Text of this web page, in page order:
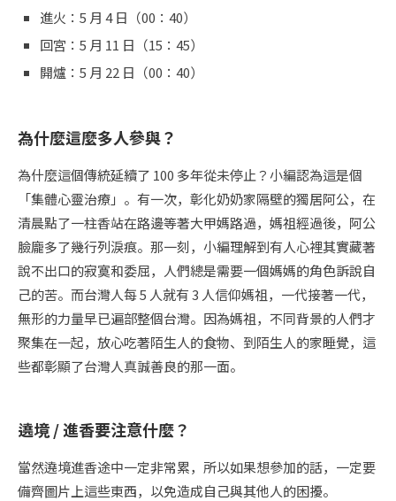
進火：5 月 4 日（00：40）
回宮：5 月 11 日（15：45）
開爐：5 月 22 日（00：40）
為什麼這麼多人參與？
為什麼這個傳統延續了 100 多年從未停止？小編認為這是個
「集體心靈治療」。有一次，彰化奶奶家隔壁的獨居阿公，在
清晨點了一柱香站在路邊等著大甲媽路過，媽祖經過後，阿公
臉龐多了幾行列淚痕。那一刻，小編理解到有人心裡其實藏著
說不出口的寂寞和委屈，人們總是需要一個媽媽的角色訴說自
己的苦。而台灣人每 5 人就有 3 人信仰媽祖，一代接著一代，
無形的力量早已遍部整個台灣。因為媽祖，不同背景的人們才
聚集在一起，放心吃著陌生人的食物、到陌生人的家睡覺，這
些都彰顯了台灣人真誠善良的那一面。
遶境 / 進香要注意什麼？
當然遶境進香途中一定非常累，所以如果想參加的話，一定要
備齊圖片上這些東西，以免造成自己與其他人的困擾。